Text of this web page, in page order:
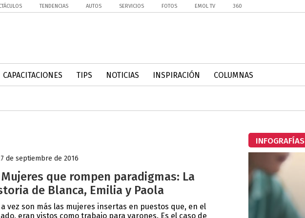
TENDENCIAS AUTOS SERVICIOS FOTOS EMOL TV 360
CAPACITACIONES TIPS NOTICIAS INSPIRACIÓN COLUMNAS
de septiembre de 2016
Mujeres que rompen paradigmas: La
de Blanca, Emilia y Paola
vez son más las mujeres insertas en puestos que, en el
eran vistos como trabajo para varones. Es el caso de
INFOGRAFÍAS